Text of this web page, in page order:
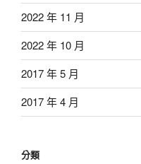
2022 年 11 月
2022 年 10 月
2017 年 5 月
2017 年 4 月
分類